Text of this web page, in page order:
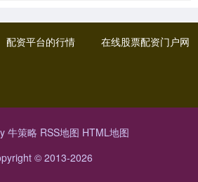
配资平台的行情 在线股票配资门户网
牛策略 RSS地图 HTML地图
© 2013-2026